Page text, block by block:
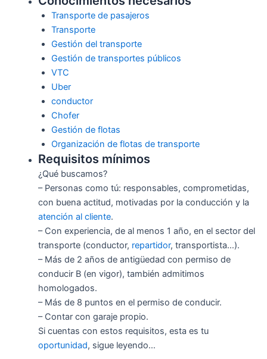
Transporte de pasajeros
Transporte
Gestión del transporte
Gestión de transportes públicos
VTC
Uber
conductor
Chofer
Gestión de flotas
Organización de flotas de transporte
Requisitos mínimos
¿Qué buscamos?
– Personas como tú: responsables, comprometidas,
con buena actitud, motivadas por la conducción y la
atención al cliente.
– Con experiencia, de al menos 1 año, en el sector del
transporte (conductor, repartidor, transportista…).
– Más de 2 años de antigüedad con permiso de
conducir B (en vigor), también admitimos
homologados.
– Más de 8 puntos en el permiso de conducir.
– Contar con garaje propio.
Si cuentas con estos requisitos, esta es tu
oportunidad, sigue leyendo…